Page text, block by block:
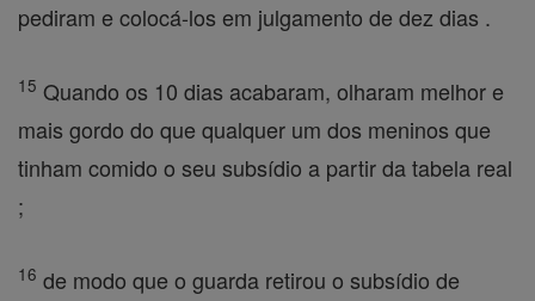
pediram e colocá-los em julgamento de dez dias .
15 Quando os 10 dias acabaram, olharam melhor e
mais gordo do que qualquer um dos meninos que
tinham comido o seu subsídio a partir da tabela real
;
16 de modo que o guarda retirou o subsídio de